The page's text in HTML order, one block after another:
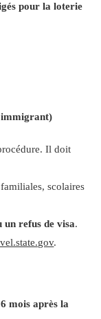
pour la loterie
Il doit
scolaires
un refus de visa.
.
mois après la